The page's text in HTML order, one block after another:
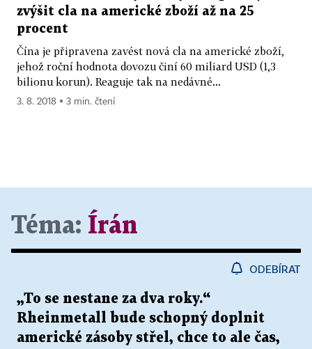
zvýšit cla na americké zboží až na 25
procent
Čína je připravena zavést nová cla na americké zboží,
jehož roční hodnota dovozu činí 60 miliard USD (1,3
bilionu korun). Reaguje tak na nedávné...
3. 8. 2018 ▪ 3 min. čtení
Téma: Írán
ODEBÍRAT
„To se nestane za dva roky.“
Rheinmetall bude schopný doplnit
americké zásoby střel, chce to ale čas,